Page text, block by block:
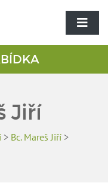
Jiří
> Bc. Mareš Jiří>